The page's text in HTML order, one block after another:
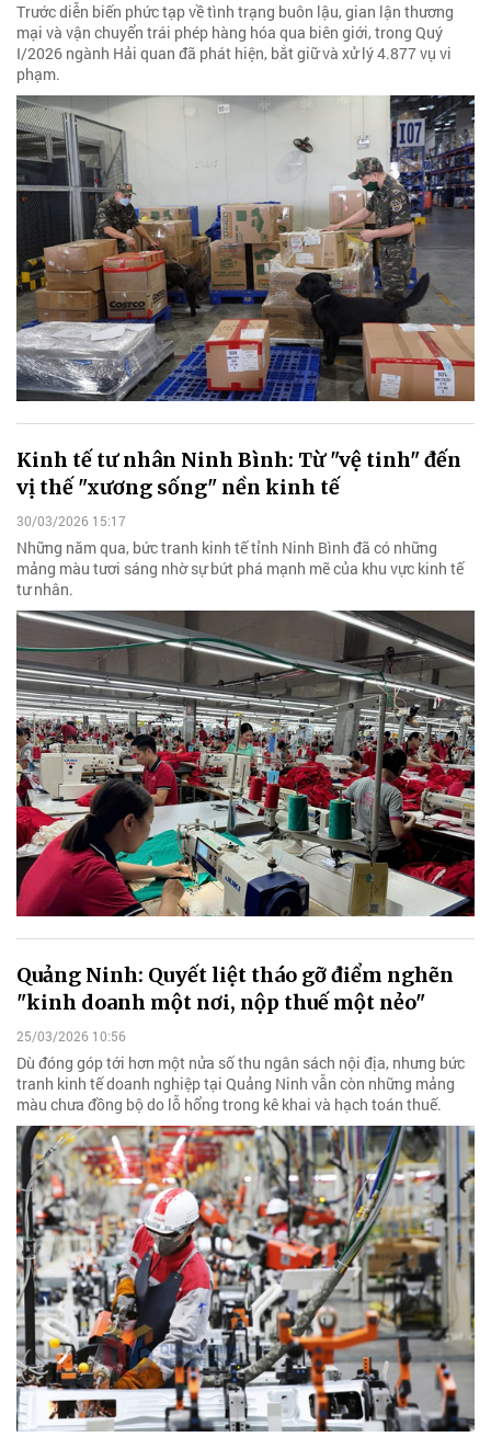
Trước diễn biến phức tạp về tình trạng buôn lậu, gian lận thương
mại và vận chuyển trái phép hàng hóa qua biên giới, trong Quý
I/2026 ngành Hải quan đã phát hiện, bắt giữ và xử lý 4.877 vụ vi
phạm.
Kinh tế tư nhân Ninh Bình: Từ "vệ tinh" đến
vị thế "xương sống" nền kinh tế
30/03/2026 15:17
Những năm qua, bức tranh kinh tế tỉnh Ninh Bình đã có những
mảng màu tươi sáng nhờ sự bứt phá mạnh mẽ của khu vực kinh tế
tư nhân.
Quảng Ninh: Quyết liệt tháo gỡ điểm nghẽn
"kinh doanh một nơi, nộp thuế một nẻo"
25/03/2026 10:56
Dù đóng góp tới hơn một nửa số thu ngân sách nội địa, nhưng bức
tranh kinh tế doanh nghiệp tại Quảng Ninh vẫn còn những mảng
màu chưa đồng bộ do lỗ hổng trong kê khai và hạch toán thuế.